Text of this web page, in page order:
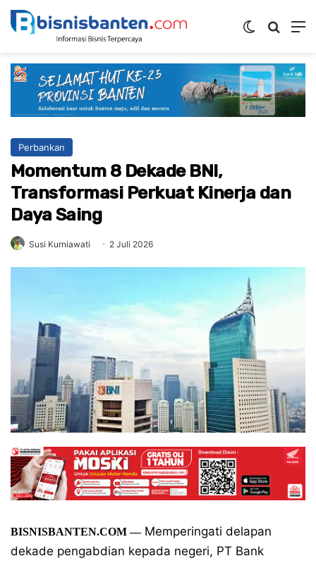
Switch skin
Perbankan
Momentum 8 Dekade BNI,
Transformasi Perkuat Kinerja dan
Daya Saing
Susi Kurniawati 2 Juli 2026
BISNISBANTEN.COM—Memperingati delapan
dekade pengabdian kepada negeri, PT Bank